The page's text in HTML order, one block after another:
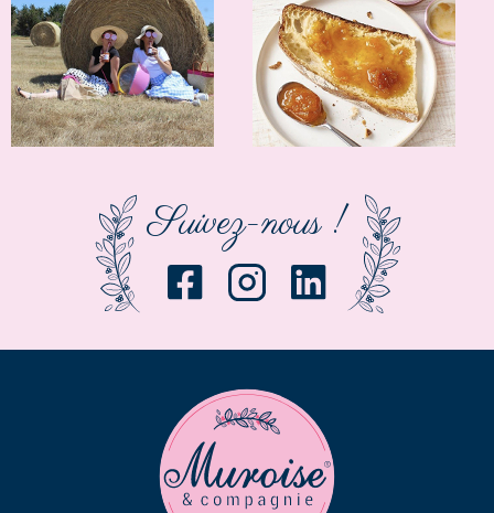
Suivez-nous !